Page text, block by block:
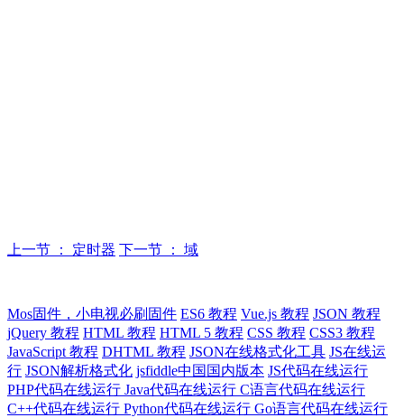
上一节 ： 定时器 下一节 ： 域
Mos固件，小电视必刷固件 ES6 教程 Vue.js 教程 JSON 教程
jQuery 教程 HTML 教程 HTML 5 教程 CSS 教程 CSS3 教程
JavaScript 教程 DHTML 教程 JSON在线格式化工具 JS在线运
行 JSON解析格式化 jsfiddle中国国内版本 JS代码在线运行
PHP代码在线运行 Java代码在线运行 C语言代码在线运行
C++代码在线运行 Python代码在线运行 Go语言代码在线运行